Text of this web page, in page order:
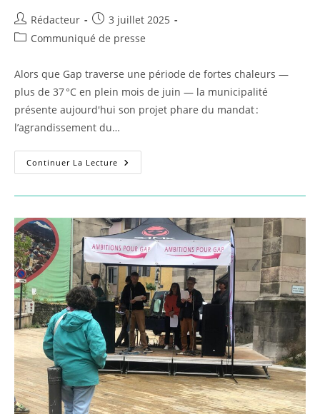
Auteur/autrice
de
Rédacteur
Publication
publiée :
3 juillet 2025
PostCommuniqué de presse
Alors que Gap traverse une période de fortes chaleurs —
plus de 37 °C en plein mois de juin — la municipalité
présente aujourd'hui son projet phare du mandat :
l’agrandissement du…
Continuer La Lecture Pour
Un
Ville
Et
Résilient